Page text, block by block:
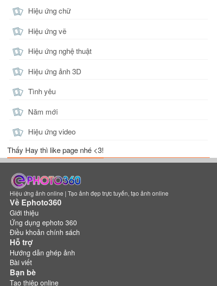
Hiệu ứng chữ
Hiệu ứng vẽ
Hiệu ứng nghệ thuật
Hiệu ứng ảnh 3D
Tình yêu
Năm mới
Hiệu ứng video
Thấy Hay thì like page nhé <3!
Hiệu ứng ảnh online | Tạo ảnh đẹp trực tuyến, tạo ảnh online
Về Ephoto360
Giới thiệu
Ứng dụng ephoto 360
Điều khoản chính sách
Hỗ trợ
Hướng dẫn ghép ảnh
Bài viết
Bạn bè
Tạo thiệp online